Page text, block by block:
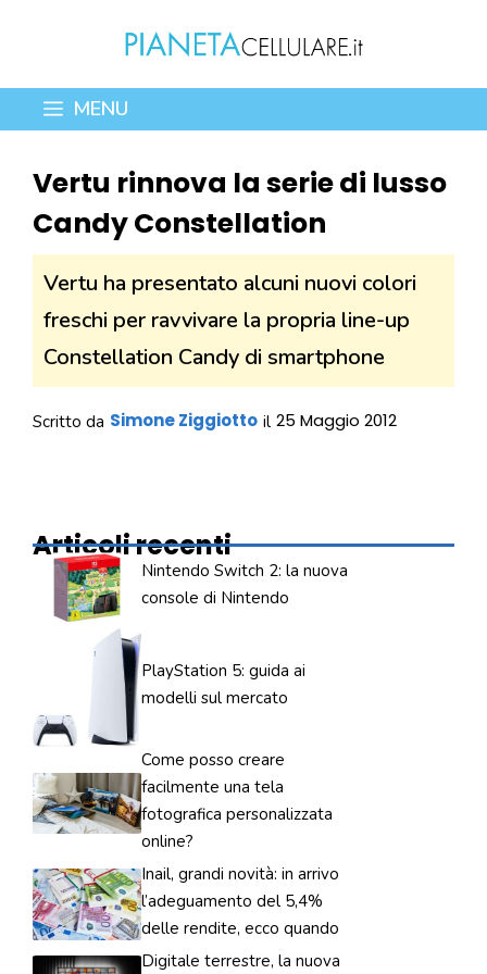
contenuto
MENU
Vertu rinnova la serie di lusso
Candy Constellation
Vertu ha presentato alcuni nuovi colori
freschi per ravvivare la propria line-up
Constellation Candy di smartphone
Scritto da Simone Ziggiotto il 25 Maggio 2012
Articoli recenti
Nintendo Switch 2: la nuova
console di Nintendo
PlayStation 5: guida ai
modelli sul mercato
Come posso creare
facilmente una tela
fotografica personalizzata
online?
Inail, grandi novità: in arrivo
l’adeguamento del 5,4%
delle rendite, ecco quando
Digitale terrestre, la nuova